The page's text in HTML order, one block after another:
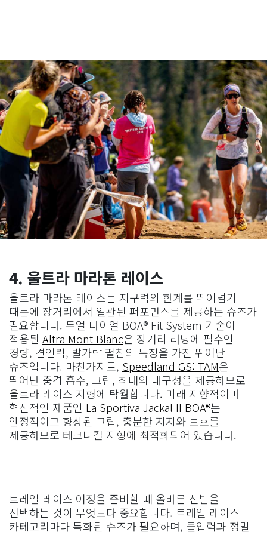
4. 울트라 마라톤 레이스
울트라 마라톤 레이스는 지구력의 한계를 뛰어넘기
때문에 장거리에서 일관된 퍼포먼스를 제공하는 슈즈가
필요합니다. 듀얼 다이얼 BOA® Fit System 기술이
적용된 Altra Mont Blanc은 장거리 러닝에 필수인
경량, 견인력, 발가락 펼침의 특징을 가진 뛰어난
슈즈입니다. 마찬가지로, Speedland GS: TAM은
뛰어난 충격 흡수, 그립, 최대의 내구성을 제공하므로
울트라 레이스 지형에 탁월합니다. 미래 지향적이며
혁신적인 제품인 La Sportiva Jackal II BOA®는
안정적이고 향상된 그립, 충분한 지지와 보호를
제공하므로 테크니컬 지형에 최적화되어 있습니다.
트레일 레이스 여정을 준비할 때 올바른 신발을
선택하는 것이 무엇보다 중요합니다. 트레일 레이스
카테고리마다 특화된 슈즈가 필요하며, 몰입력과 정밀